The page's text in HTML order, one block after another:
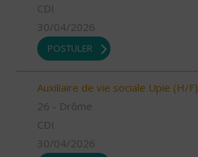
CDI
30/04/2026
POSTULER
Auxiliaire de vie sociale Upie (H/F)
26 - Drôme
CDI
30/04/2026